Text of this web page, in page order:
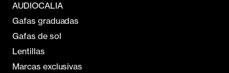
AUDIOCALIA
Gafas graduadas
Gafas de sol
Lentillas
Marcas exclusivas